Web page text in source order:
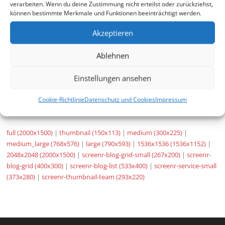
verarbeiten. Wenn du deine Zustimmung nicht erteilst oder zurückziehst,
können bestimmte Merkmale und Funktionen beeinträchtigt werden.
Akzeptieren
Ablehnen
Einstellungen ansehen
Cookie-RichtlinieDatenschutz und CookiesImpressum
full (2000x1500) |thumbnail (150x113) | medium (300x225) |
medium_large (768x576) | large (790x593) | 1536x1536 (1536x1152) |
2048x2048 (2000x1500) |screenr-blog-grid-small (267x200) |screenr-
blog-grid (400x300) |screenr-blog-list (533x400) |screenr-service-small
(373x280) |screenr-thumbnail-team (293x220)